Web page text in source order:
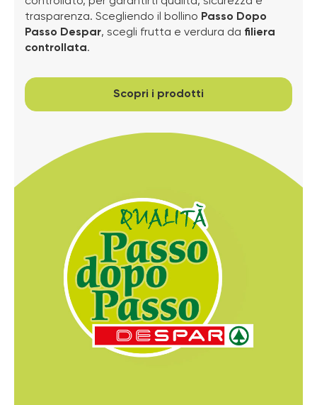
trasparenza. Scegliendo il bollino Passo Dopo
Passo Despar, scegli frutta e verdura da filiera
controllata.
Scopri i prodotti